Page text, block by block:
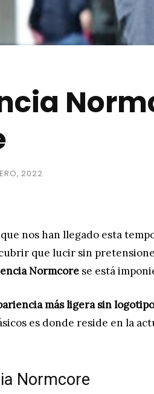
2022
nos han llegado esta
que lucir sin
Normcore se está
más ligera sin
es donde reside en la
Normcore